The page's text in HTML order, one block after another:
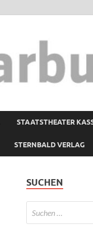
STAATSTHEATER
STERNBALD VERLAG
SUCHEN